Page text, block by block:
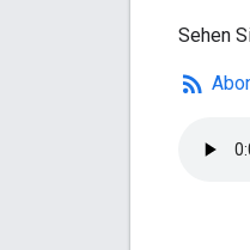
Sehen
rss_feed